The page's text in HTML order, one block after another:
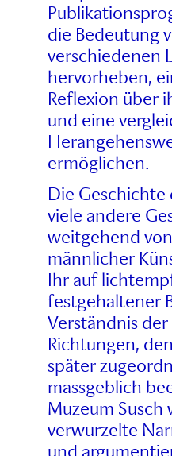
die Bedeutung
verschiedenen
hervorheben,
Reflexion über
und eine
ermöglichen.
Die Geschichte
viele andere
weitgehend
männlicher
Ihr auf
festgehaltener
Verständnis
Richtungen,
später
massgeblich
Muzeum Susch
verwurzelte
und